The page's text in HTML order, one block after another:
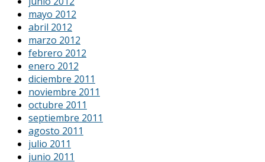
mayo 2012
abril 2012
marzo 2012
febrero 2012
enero 2012
diciembre 2011
noviembre 2011
octubre 2011
septiembre 2011
agosto 2011
julio 2011
junio 2011